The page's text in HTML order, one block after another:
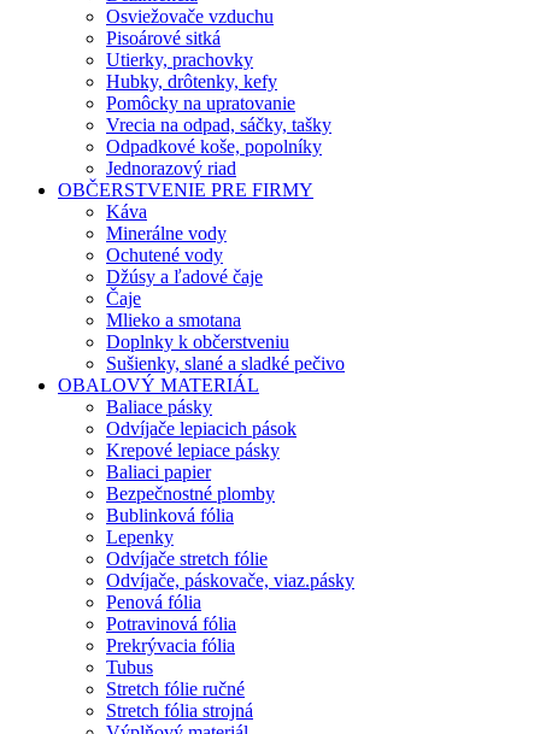
Osviežovače vzduchu
Pisoárové sitká
Utierky, prachovky
Hubky, drôtenky, kefy
Pomôcky na upratovanie
Vrecia na odpad, sáčky, tašky
Odpadkové koše, popolníky
Jednorazový riad
OBČERSTVENIE PRE FIRMY
Káva
Minerálne vody
Ochutené vody
Džúsy a ľadové čaje
Čaje
Mlieko a smotana
Doplnky k občerstveniu
Sušienky, slané a sladké pečivo
OBALOVÝ MATERIÁL
Baliace pásky
Odvíjače lepiacich pások
Krepové lepiace pásky
Baliaci papier
Bezpečnostné plomby
Bublinková fólia
Lepenky
Odvíjače stretch fólie
Odvíjače, páskovače, viaz.pásky
Penová fólia
Potravinová fólia
Prekrývacia fólia
Tubus
Stretch fólie ručné
Stretch fólia strojná